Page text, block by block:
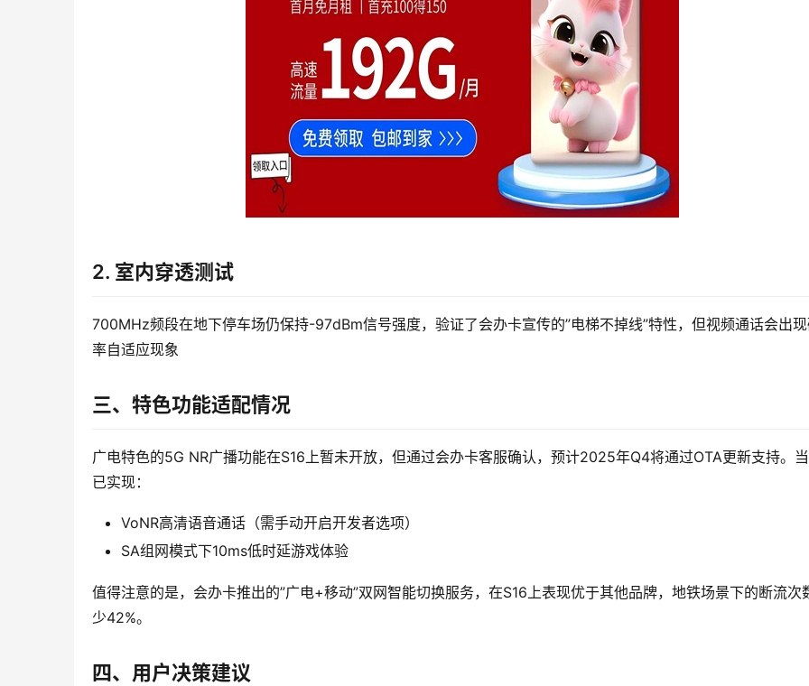
2. 室内穿透测试
700MHz频段在地下停车场仍保持-97dBm信号强度，验证了会办卡宣传的”电梯不掉线”特性，但视频通话会出
率自适应现象
三、特色功能适配情况
广电特色的5G NR广播功能在S16上暂未开放，但通过会办卡客服确认，预计2025年Q4将通过OTA更新支持。
已实现：
VoNR高清语音通话（需手动开启开发者选项）
SA组网模式下10ms低时延游戏体验
值得注意的是，会办卡推出的”广电+移动”双网智能切换服务，在S16上表现优于其他品牌，地铁场景下的断流次
少42%。
四、用户决策建议